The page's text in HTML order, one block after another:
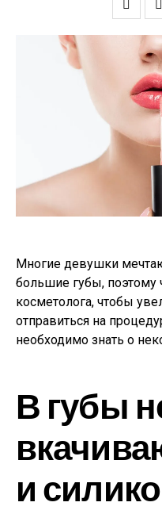
Многие девушки
большие губы, поэтому
косметолога, чтобы
отправиться на
необходимо знать о
В губы
и